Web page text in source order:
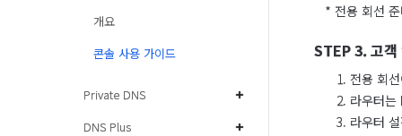
개요
콘솔 사용 가이드
Private DNS
DNS Plus
* 전용 회
STEP 3. 고
전용 회
라우터는
라우터